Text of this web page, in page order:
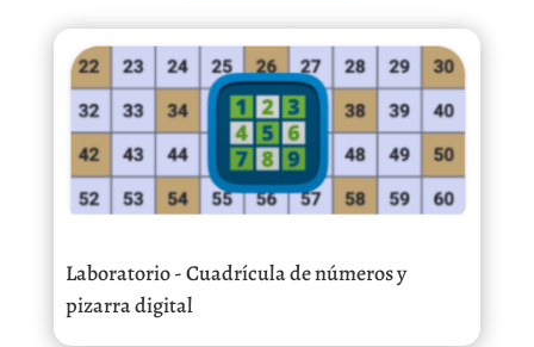
Laboratorio - Cuadrícula de números y
pizarra digital